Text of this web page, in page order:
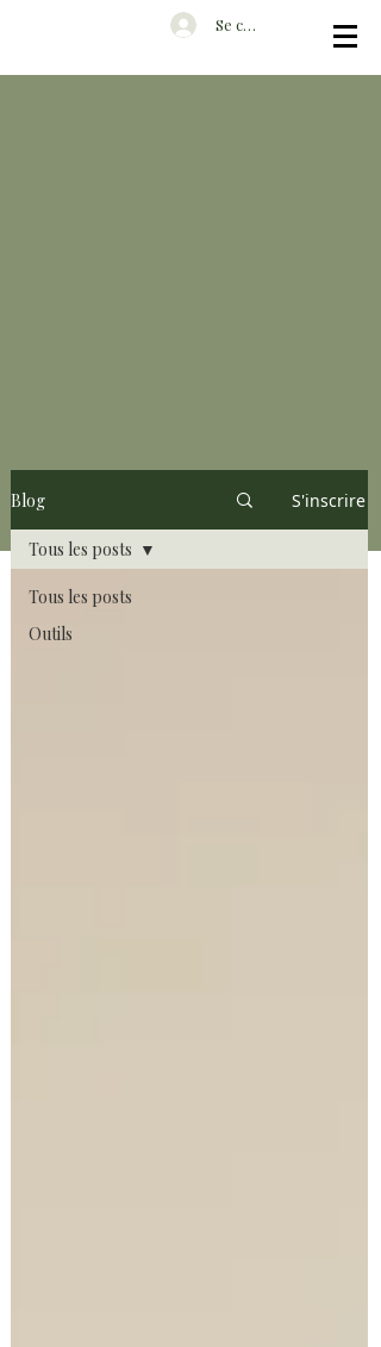
Se connecter
Blog S'inscrire
Tous les posts
Outils
Tous les posts